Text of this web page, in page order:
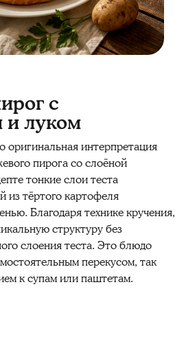
с
и луком
интерпретация
пирога со слоёной
тонкие слои теста
из тёртого картофеля
Благодаря технике кручения,
структуру без
слоения теста. Это блюдо
перекусом, так
к супам или паштетам.